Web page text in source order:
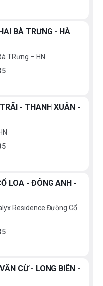
BÀ TRƯNG - HÀ
TRưng – HN
- THANH XUÂN -
LOA - ĐÔNG ANH -
Residence Đường Cổ
CỪ - LONG BIÊN -